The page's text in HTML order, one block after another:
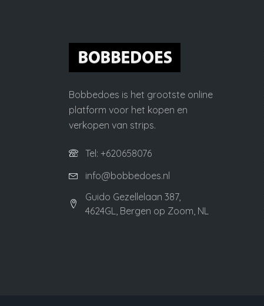
Bobbedoes is het grootste online
platform voor het kopen en
verkopen van strips.
Tel: +620658076
info@bobbedoes.nl
Guido Gezellelaan 387,
4624GL, Bergen op Zoom, NL